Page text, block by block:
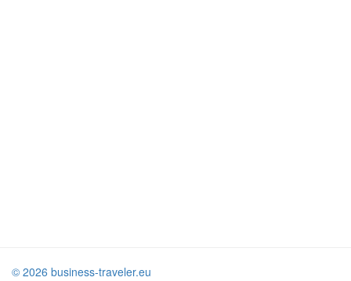
© 2026 business-traveler.eu